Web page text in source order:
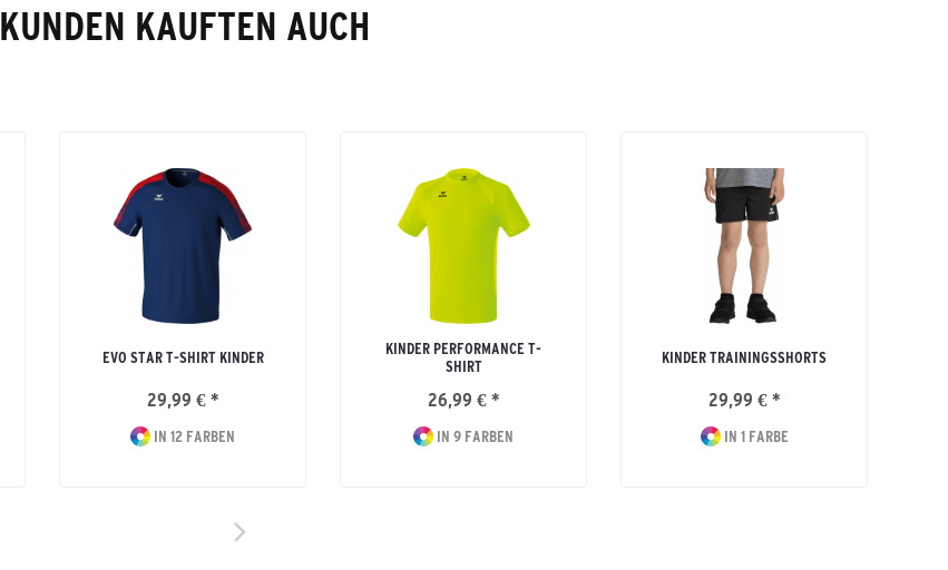
KUNDEN KAUFTEN AUCH
EVO STAR T-SHIRT KINDER
29,99 € *
IN 12 FARBEN
KINDER PERFORMANCE T-
SHIRT
26,99 € *
IN 9 FARBEN
KINDER TRAININGSSHORTS
29,99 € *
IN 1 FARBE